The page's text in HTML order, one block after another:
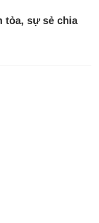
tỏa, sự sẻ chia